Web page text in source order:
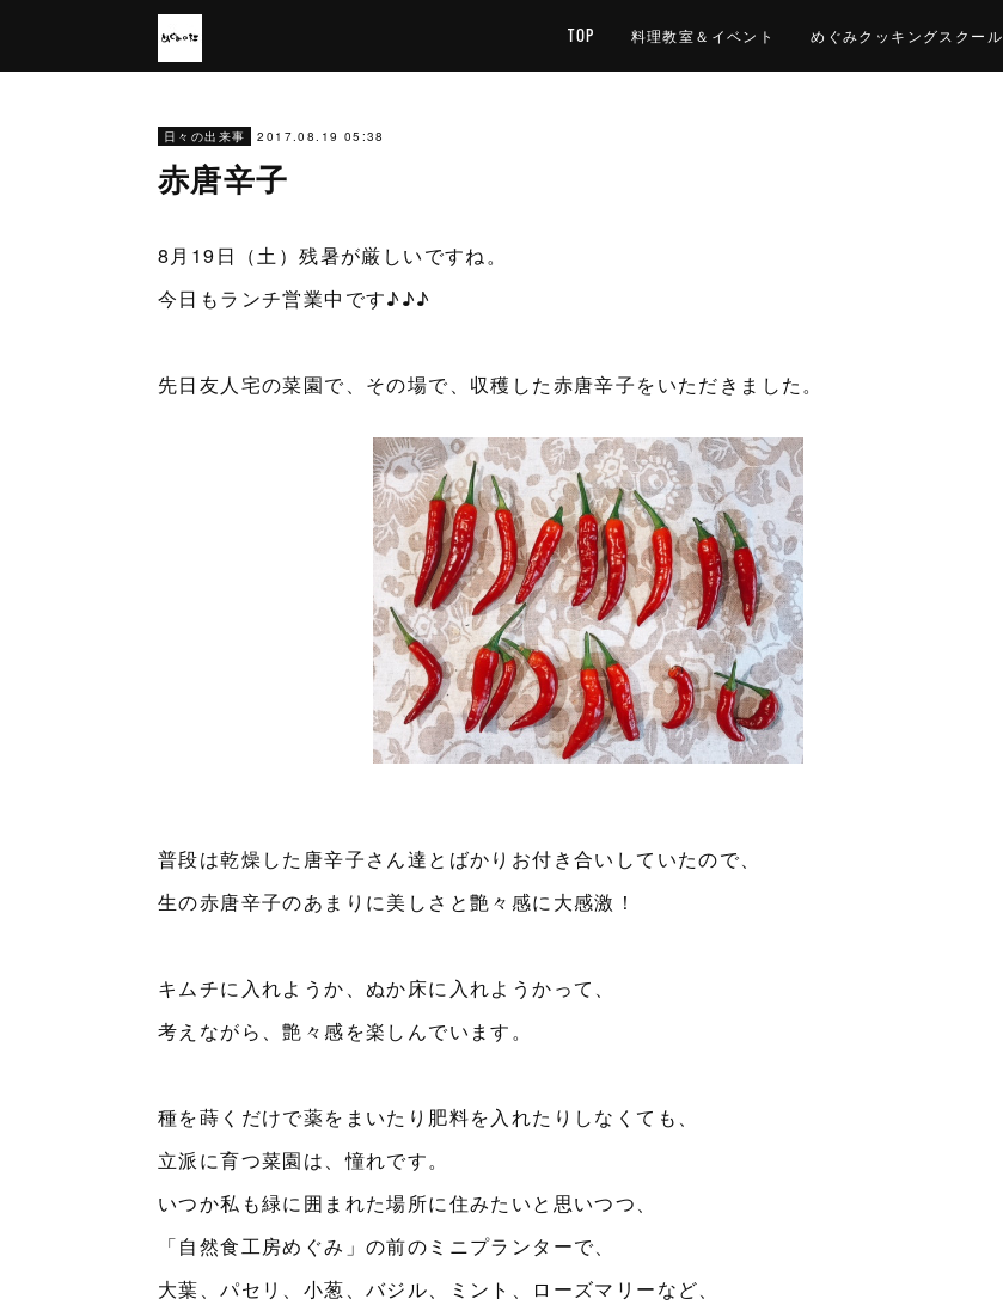
TOP 料理教室＆イベント めぐみクッキングスクール
日々の出来事 2017.08.19 05:38
赤唐辛子
8月19日（土）残暑が厳しいですね。
今日もランチ営業中です♪♪♪
先日友人宅の菜園で、その場で、収穫した赤唐辛子をいただきました。
普段は乾燥した唐辛子さん達とばかりお付き合いしていたので、
生の赤唐辛子のあまりに美しさと艶々感に大感激！
キムチに入れようか、ぬか床に入れようかって、
考えながら、艶々感を楽しんでいます。
種を蒔くだけで薬をまいたり肥料を入れたりしなくても、
立派に育つ菜園は、憧れです。
いつか私も緑に囲まれた場所に住みたいと思いつつ、
「自然食工房めぐみ」の前のミニプランターで、
大葉、パセリ、小葱、バジル、ミント、ローズマリーなど、